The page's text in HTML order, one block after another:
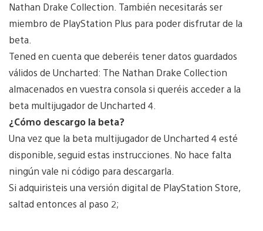
Nathan Drake Collection. También necesitarás ser
miembro de PlayStation Plus para poder disfrutar de la
beta.
Tened en cuenta que deberéis tener datos guardados
válidos de Uncharted: The Nathan Drake Collection
almacenados en vuestra consola si queréis acceder a la
beta multijugador de Uncharted 4.
¿Cómo descargo la beta?
Una vez que la beta multijugador de Uncharted 4 esté
disponible, seguid estas instrucciones. No hace falta
ningún vale ni código para descargarla.
Si adquiristeis una versión digital de PlayStation Store,
saltad entonces al paso 2;